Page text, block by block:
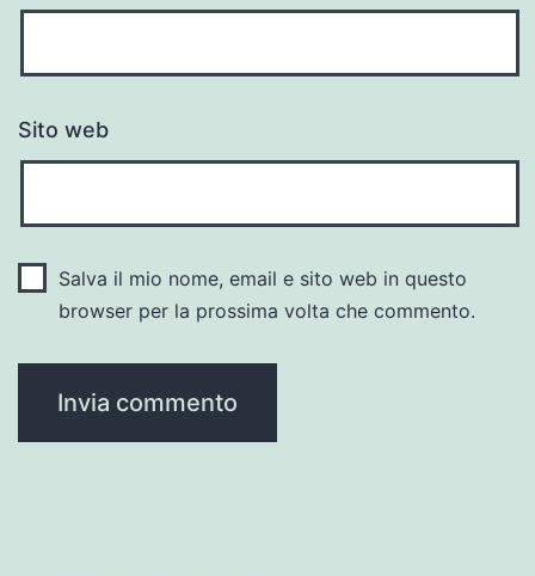
Sito web
Salva il mio nome, email e sito web in questo
browser per la prossima volta che commento.